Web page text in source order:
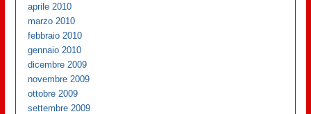
aprile 2010
marzo 2010
febbraio 2010
gennaio 2010
dicembre 2009
novembre 2009
ottobre 2009
settembre 2009